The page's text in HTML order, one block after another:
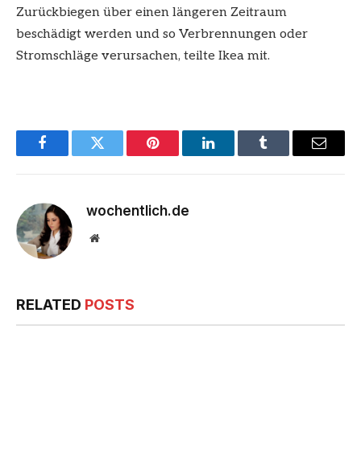
Zurückbiegen über einen längeren Zeitraum
beschädigt werden und so Verbrennungen oder
Stromschläge verursachen, teilte Ikea mit.
FacebookTwitter Pinterest LinkedInTumblr Email
wochentlich.de
Website
RELATED POSTS